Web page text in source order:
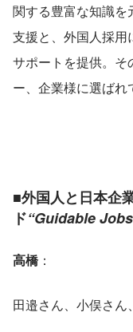
関する豊富な知識
支援と、外国人採用
サポートを提供。
ー、企業様に選ばれ
■外国人と日本企
ド“Guidable
高橋：
田邉さん、小俣さん